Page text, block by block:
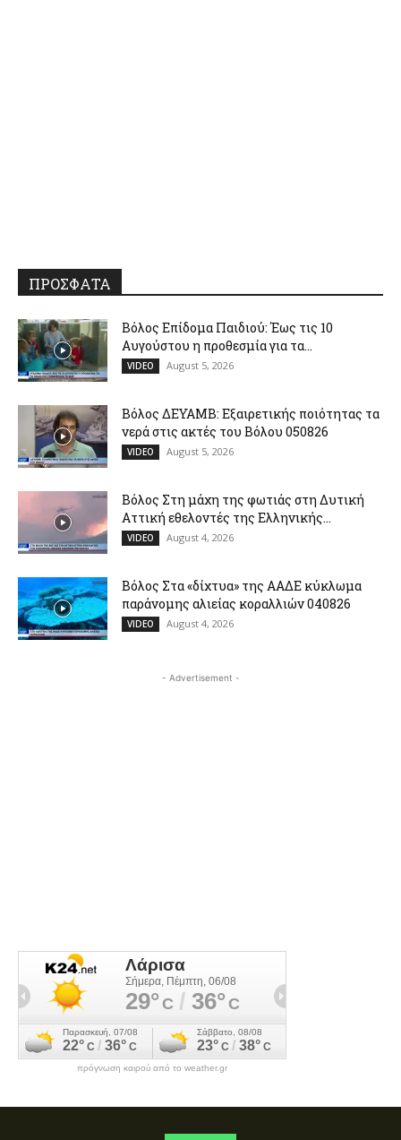
ΠΡΟΣΦΑΤΑ
Βόλος Επίδομα Παιδιού: Έως τις 10
Αυγούστου η προθεσμία για τα...
VIDEO August 5, 2026
Βόλος ΔΕΥΑΜΒ: Εξαιρετικής ποιότητας τα
νερά στις ακτές του Βόλου 050826
VIDEO August 5, 2026
Βόλος Στη μάχη της φωτιάς στη Δυτική
Αττική εθελοντές της Ελληνικής...
VIDEO August 4, 2026
Βόλος Στα «δίχτυα» της ΑΑΔΕ κύκλωμα
παράνομης αλιείας κοραλλιών 040826
VIDEO August 4, 2026
- Advertisement -
πρόγνωση καιρού από το weather.gr